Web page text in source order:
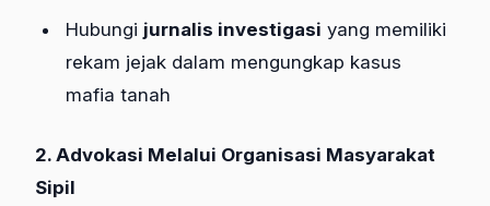
Hubungi jurnalis investigasi yang memiliki
rekam jejak dalam mengungkap kasus
mafia tanah
2. Advokasi Melalui Organisasi Masyarakat
Sipil